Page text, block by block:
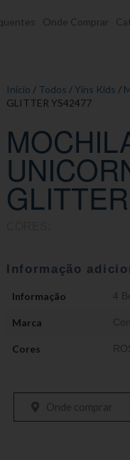
Onde Comprar
Início / Todos /Yins Kids /
GLITTER YS42477
Informação
Informação 4
Marca
Cores
Onde comprar